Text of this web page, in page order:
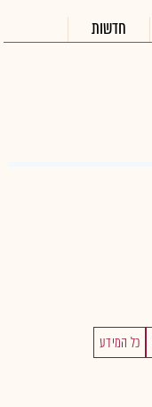
חדשות
כל המידע